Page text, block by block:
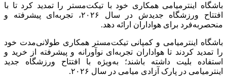
باشگاه اینترمیامی همکاری خود با تیکت‌مستر را تمدید کرد تا با
افتتاح ورزشگاه جدیدش در سال ۲۰۲۶، تجربه‌ای پیشرفته و
منحصربه‌فرد برای هواداران ارائه دهد.
باشگاه اینترمیامی و کمپانی تیکت‌مستر همکاری طولانی‌مدت خود
را تمدید کردند تا هواداران تجربه‌ای نوآورانه و پیشرفته از خرید و
استفاده بلیت داشته باشند؛ به‌ویژه با افتتاح ورزشگاه جدید
اینترمیامی در پارک آزادی میامی در سال ۲۰۲۶.